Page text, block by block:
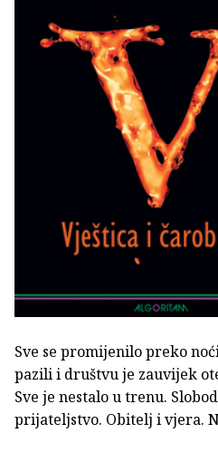
Sve se promijenilo preko
pazili i društvu je zauvijek
Sve je nestalo u trenu.
prijateljstvo. Obitelj i vjera.